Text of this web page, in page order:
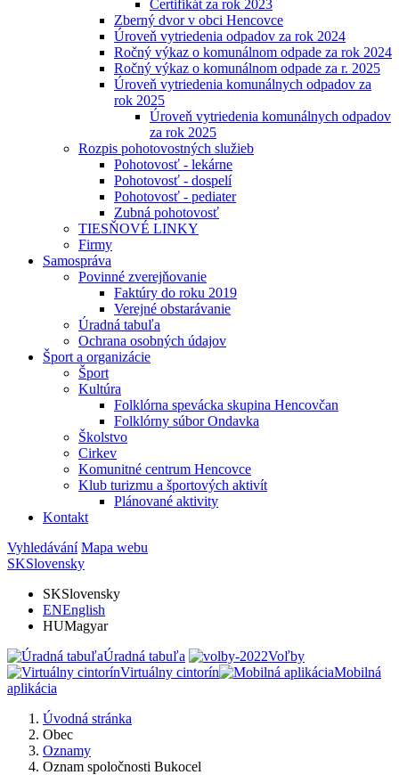
Certifikát za rok 2023
Zberný dvor v obci Hencovce
Úroveň vytriedenia odpadov za rok 2024
Ročný výkaz o komunálnom odpade za rok 2024
Ročný výkaz o komunálnom odpade za r. 2025
Úroveň vytriedenia komunálnych odpadov za
rok 2025
Úroveň vytriedenia komunálnych odpadov
za rok 2025
Rozpis pohotovostných služieb
Pohotovosť - lekárne
Pohotovosť - dospelí
Pohotovosť - pediater
Zubná pohotovosť
TIESŇOVÉ LINKY
Firmy
Samospráva
Povinné zverejňovanie
Faktúry do roku 2019
Verejné obstarávanie
Úradná tabuľa
Ochrana osobných údajov
Šport a organizácie
Šport
Kultúra
Folklórna spevácka skupina Hencovčan
Folklórny súbor Ondavka
Školstvo
Cirkev
Komunitné centrum Hencovce
Klub turizmu a športových aktivít
Plánované aktivity
Kontakt
Vyhledávání Mapa webu
SKSlovensky
SKSlovensky
ENEnglish
HUMagyar
Úradná tabuľa
Voľby
Virtuálny cintorín
Mobilná
aplikácia
Úvodná stránka
Obec
Oznamy
Oznam spoločnosti Bukocel